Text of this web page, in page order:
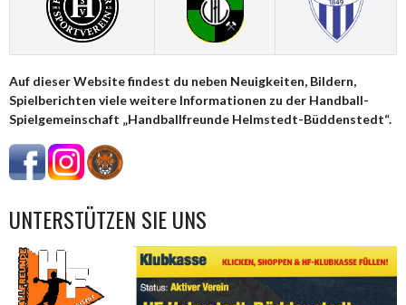
Auf dieser Website findest du neben Neuigkeiten, Bildern,
Spielberichten viele weitere Informationen zu der Handball-
Spielgemeinschaft „Handballfreunde Helmstedt-Büddenstedt“.
UNTERSTÜTZEN SIE UNS